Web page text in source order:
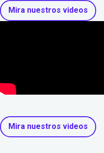
Mira nuestros videos
Mira nuestros videos